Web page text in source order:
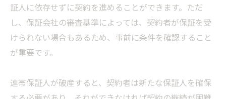
証人に依存せずに契約を進めることができます。ただ
し、保証会社の審査基準によっては、契約者が保証を受
けられない場合もあるため、事前に条件を確認すること
が重要です。
連帯保証人が破産すると、契約者は新たな保証人を確保